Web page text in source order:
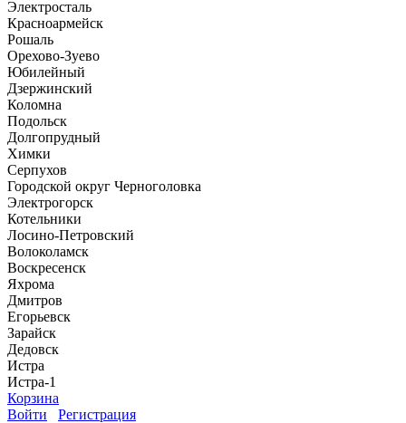
Электросталь
Красноармейск
Рошаль
Орехово-Зуево
Юбилейный
Дзержинский
Коломна
Подольск
Долгопрудный
Химки
Серпухов
Городской округ Черноголовка
Электрогорск
Котельники
Лосино-Петровский
Волоколамск
Воскресенск
Яхрома
Дмитров
Егорьевск
Зарайск
Дедовск
Истра
Истра-1
Корзина
Войти
Регистрация